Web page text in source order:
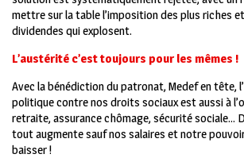
mettre sur la table l’imposition des plus riches
dividendes qui explosent.
L’austérité c’est toujours pour les mêmes !
Avec la bénédiction du patronat, Medef en tête,
politique contre nos droits sociaux est aussi à
retraite, assurance chômage, sécurité sociale…
tout augmente sauf nos salaires et notre
baisser !